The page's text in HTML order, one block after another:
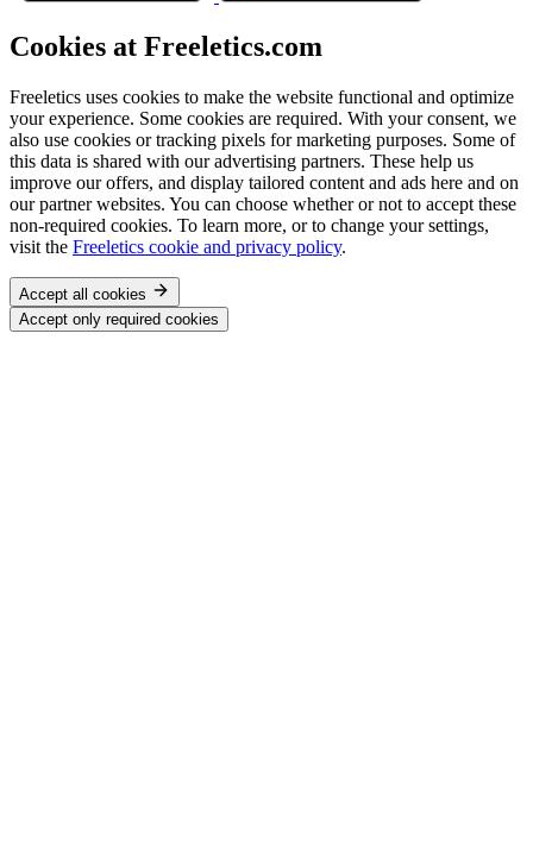
Cookies at Freeletics.com
Freeletics uses cookies to make the website functional and optimize
your experience. Some cookies are required. With your consent, we
also use cookies or tracking pixels for marketing purposes. Some of
this data is shared with our advertising partners. These help us
improve our offers, and display tailored content and ads here and on
our partner websites. You can choose whether or not to accept these
non-required cookies. To learn more, or to change your settings,
visit the Freeletics cookie and privacy policy.
Accept all cookies
Accept only required cookies